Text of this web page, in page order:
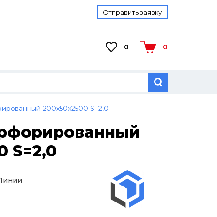
Отправить заявку
0 0
200х50х2500 S=2,0
S=2,0